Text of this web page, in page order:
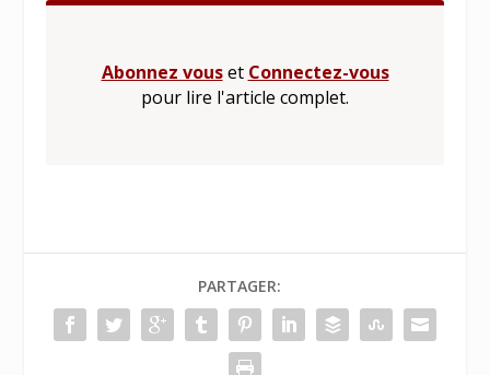
Abonnez vouset Connectez-vous
pour lire l'article complet.
PARTAGER: